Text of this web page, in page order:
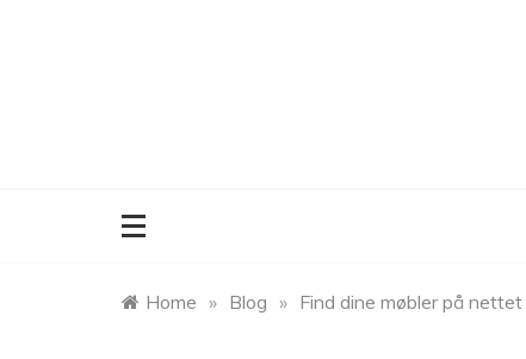
Home » Blog » Find dine møbler på nettet